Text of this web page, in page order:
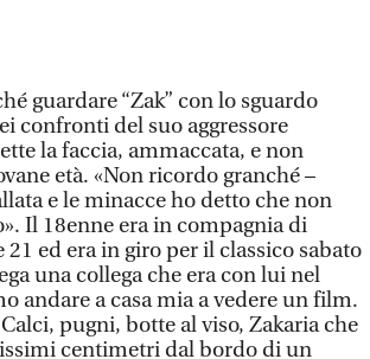
guardare “Zak” con lo sguardo
confronti del suo aggressore
la faccia, ammaccata, e non
età. «Non ricordo granché –
e le minacce ho detto che non
Il 18enne era in compagnia di
ed era in giro per il classico sabato
una collega che era con lui nel
andare a casa mia a vedere un film.
pugni, botte al viso, Zakaria che
centimetri dal bordo di un